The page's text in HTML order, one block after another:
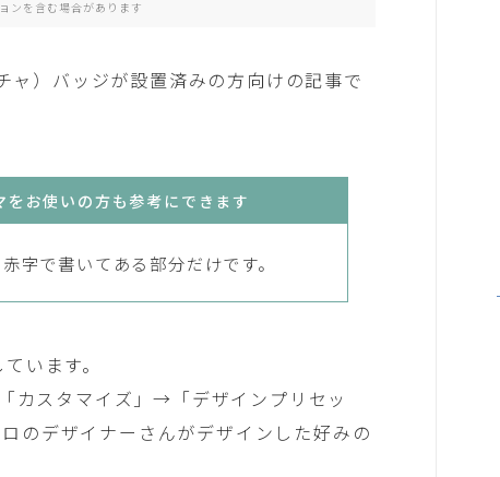
ンを含む場合があります
）バッジが設置済みの方向けの記事で
お使いの方も参考にできます
で書いてある部分だけです。
います。
スタマイズ」→「デザインプリセッ
のデザイナーさんがデザインした好みの